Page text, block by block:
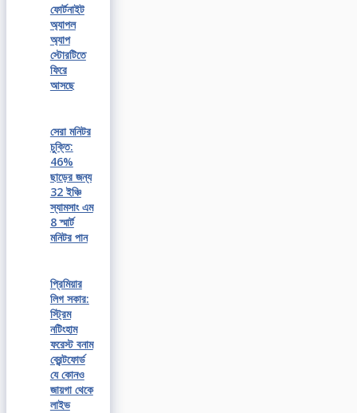
ফোর্টনাইট
অ্যাপল
অ্যাপ
স্টোরটিতে
ফিরে
আসছে
সেরা মনিটর
চুক্তি:
46%
ছাড়ের জন্য
32 ইঞ্চি
স্যামসাং এম
8 স্মার্ট
মনিটর পান
প্রিমিয়ার
লিগ সকার:
স্ট্রিম
নটিংহাম
ফরেস্ট বনাম
ব্রেন্টফোর্ড
যে কোনও
জায়গা থেকে
লাইভ